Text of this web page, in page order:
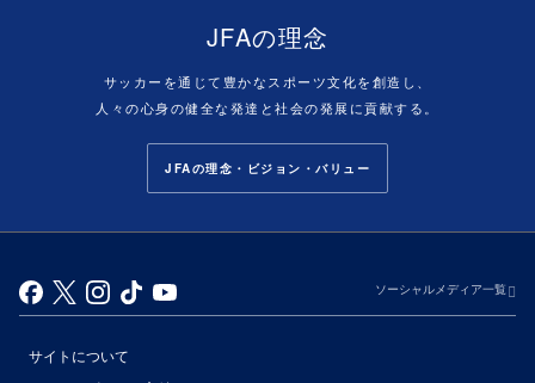
JFAの理念
サッカーを通じて豊かなスポーツ文化を創造し、
人々の心身の健全な発達と社会の発展に貢献する。
JFAの理念・ビジョン・バリュー
ソーシャルメディア一覧
サイトについて